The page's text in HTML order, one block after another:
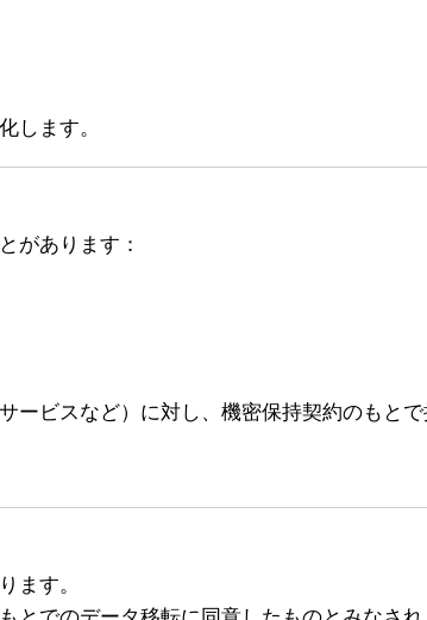
します。
があります：
ービスなど）に対し、機密保持契約のもと
ます。